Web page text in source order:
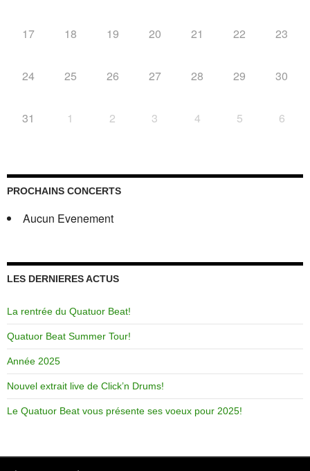
17 18 19 20 21 22 23
24 25 26 27 28 29 30
31 1 2 3 4 5 6
PROCHAINS CONCERTS
Aucun Evenement
LES DERNIERES ACTUS
La rentrée du Quatuor Beat!
Quatuor Beat Summer Tour!
Année 2025
Nouvel extrait live de Click’n Drums!
Le Quatuor Beat vous présente ses voeux pour 2025!